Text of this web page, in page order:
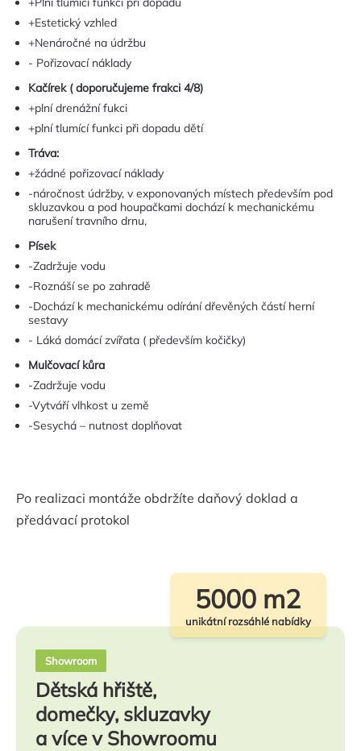
+Estetický vzhled
+Nenáročné na údržbu
- Pořizovací náklady
Kačírek ( doporučujeme frakci 4/8)
+plní drenážní fukci
+plní tlumící funkci při dopadu dětí
Tráva:
+žádné pořizovací náklady
-náročnost údržby, v exponovaných místech především pod
skluzavkou a pod houpačkami dochází k mechanickému
narušení travního drnu,
Písek
-Zadržuje vodu
-Roznáší se po zahradě
-Dochází k mechanickému odírání dřevěných částí herní
sestavy
- Láká domácí zvířata ( především kočičky)
Mulčovací kůra
-Zadržuje vodu
-Vytváří vlhkost u země
-Sesychá – nutnost doplňovat
Po realizaci montáže obdržíte daňový doklad a
předávací protokol
Showroom
Dětská hřiště,
domečky, skluzavky
a více v Showroomu
5000 m2
unikátní rozsáhlé nabídky